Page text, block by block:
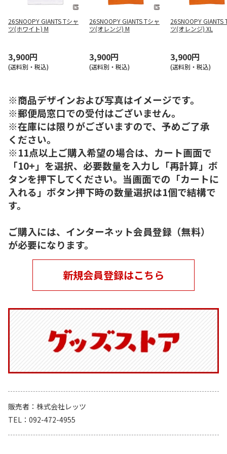
26SNOOPY GIANTS Tシャ
ツ(ホワイト) M
3,900円
(送料別・税込)
26SNOOPY GIANTS Tシャ
ツ(オレンジ) M
3,900円
(送料別・税込)
26SNOOPY GIANTS
ツ(オレンジ) XL
3,900円
(送料別・税込)
※商品デザインおよび写真はイメージです。
※郵便局窓口での受付はございません。
※在庫には限りがございますので、予めご了承
ください。
※11点以上ご購入希望の場合は、カート画面で
「10+」を選択、必要数量を入力し「再計算」ボ
タンを押下してください。当画面での「カートに
入れる」ボタン押下時の数量選択は1個で結構で
す。
ご購入には、インターネット会員登録（無料）
が必要になります。
新規会員登録はこちら
販売者
株式会社レッツ
TEL
092-472-4955